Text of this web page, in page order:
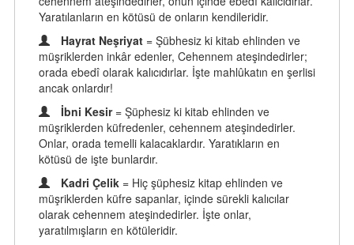
Yaratılanların en kötüsü de onların kendileridir.
Hayrat Neşriyat = Şübhesiz ki kitab ehlinden ve
müşriklerden inkâr edenler, Cehennem ateşindedirler;
orada ebedî olarak kalıcıdırlar. İşte mahlûkatın en şerlisi
ancak onlardır!
İbni Kesir = Şüphesiz ki kitab ehlinden ve
müşriklerden küfredenler, cehennem ateşindedirler.
Onlar, orada temelli kalacaklardır. Yaratıkların en
kötüsü de işte bunlardır.
Kadri Çelik = Hiç şüphesiz kitap ehlinden ve
müşriklerden küfre sapanlar, içinde sürekli kalıcılar
olarak cehennem ateşindedirler. İşte onlar,
yaratılmışların en kötüleridir.